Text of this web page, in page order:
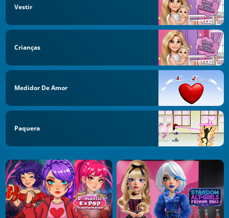
Vestir
Crianças
Medidor De Amor
Paquera